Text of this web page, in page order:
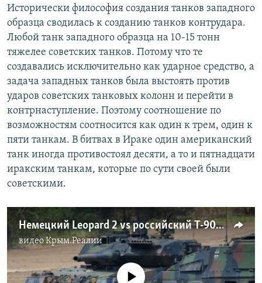
Исторически философия создания танков западного
образца сводилась к созданию танков контрудара.
Любой танк западного образца на 10-15 тонн
тяжелее советских танков. Потому что те
создавались исключительно как ударное средство, а
задача западных танков была выстоять против
ударов советских танковых колонн и перейти в
контрнаступление. Поэтому соотношение по
возможностям соотносится как один к трем, один к
пяти танкам. В битвах в Ираке один американский
танк иногда противостоял десяти, а то и пятнадцати
иракским танкам, которые по сути своей были
советскими.
Немецкий Leopard 2 vs российский Т-90. Украина получила преимущество в танковых боях? (видео)
видеоКрым.Реалии
No media source currently available